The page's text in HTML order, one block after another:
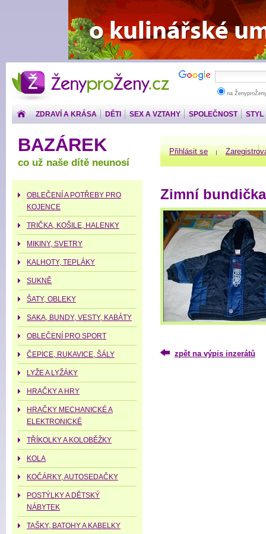
ŽenyproŽeny.cz
na
ZDRAVÍ A KRÁSA DĚTI SEX A VZTAHY SPOLEČNOST STYL
Přihlásit se
Zimní
zpět na výpis inzerátů
BAZÁREK
co už naše dítě neunosí
OBLEČENÍ A POTŘEBY PRO
KOJENCE
TRIČKA, KOŠILE, HALENKY
MIKINY, SVETRY
KALHOTY, TEPLÁKY
SUKNĚ
ŠATY, OBLEKY
SAKA, BUNDY, VESTY, KABÁTY
OBLEČENÍ PRO SPORT
ČEPICE, RUKAVICE, ŠÁLY
LYŽE A LYŽÁKY
HRAČKY A HRY
HRAČKY MECHANICKÉ A
ELEKTRONICKÉ
TŘÍKOLKY A KOLOBĚŽKY
KOLA
KOČÁRKY, AUTOSEDAČKY
POSTÝLKY A DĚTSKÝ
NÁBYTEK
TAŠKY, BATOHY A KABELKY